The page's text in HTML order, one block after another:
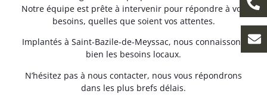
Notre équipe est prête à intervenir pour répondre à vos
besoins, quelles que soient vos attentes.
Implantés à Saint-Bazile-de-Meyssac, nous connaissons
bien les besoins locaux.
N’hésitez pas à nous contacter, nous vous répondrons
dans les plus brefs délais.